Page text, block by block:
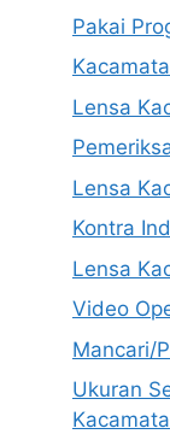
Pakai
Lensa
Lensa
Kontra
Lensa
Video
Mancari/
Ukuran
Kacamata